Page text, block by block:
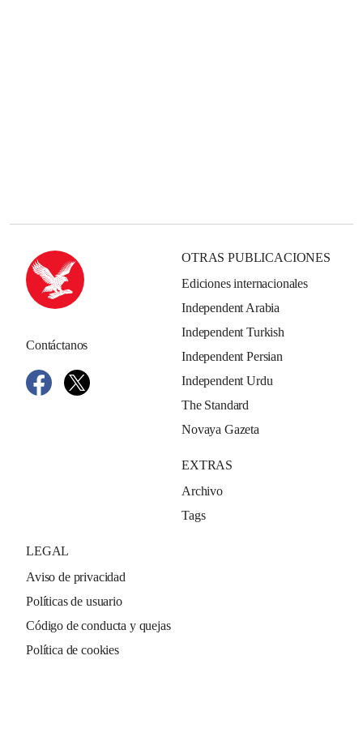
Contáctanos
OTRAS PUBLICACIONES
Ediciones internacionales
Independent Arabia
Independent Turkish
Independent Persian
Independent Urdu
The Standard
Novaya Gazeta
EXTRAS
Archivo
Tags
LEGAL
Aviso de privacidad
Políticas de usuario
Código de conducta y quejas
Política de cookies